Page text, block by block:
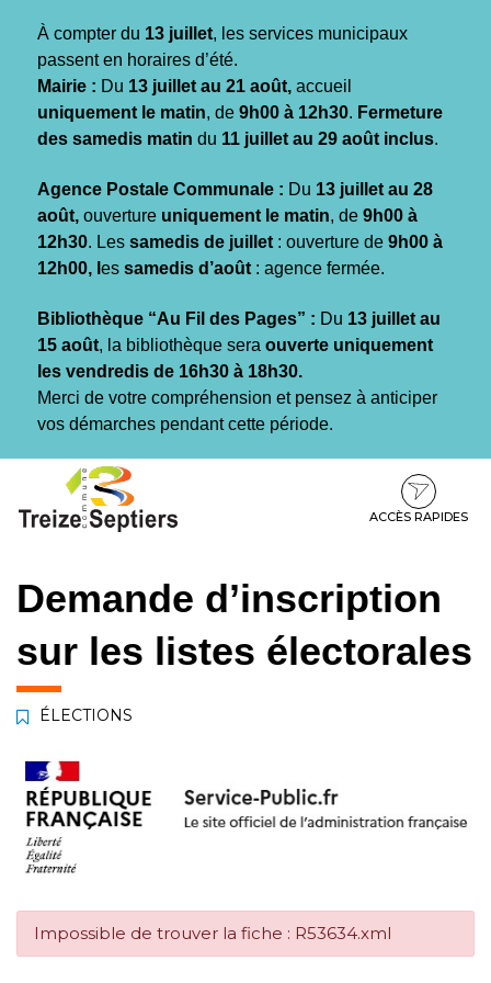
À compter du 13 juillet, les services municipaux
passent en horaires d’été.
Mairie : Du 13 juillet au 21 août, accueil
uniquement le matin, de 9h00 à 12h30. Fermeture
des samedis matin du 11 juillet au 29 août inclus.
Agence Postale Communale : Du 13 juillet au 28
août, ouverture uniquement le matin, de 9h00 à
12h30. Les samedis de juillet : ouverture de 9h00 à
12h00, l es samedis d’août : agence fermée.
Bibliothèque “Au Fil des Pages” : Du 13 juillet au
15 août, la bibliothèque sera ouverte uniquement
les vendredis de 16h30 à 18h30.
Merci de votre compréhension et pensez à anticiper
vos démarches pendant cette période.
contenu
pied
ACCÈS RAPIDES
Demande d’inscription
sur les listes électorales
ÉLECTIONS
Impossible de trouver la fiche : R53634.xml